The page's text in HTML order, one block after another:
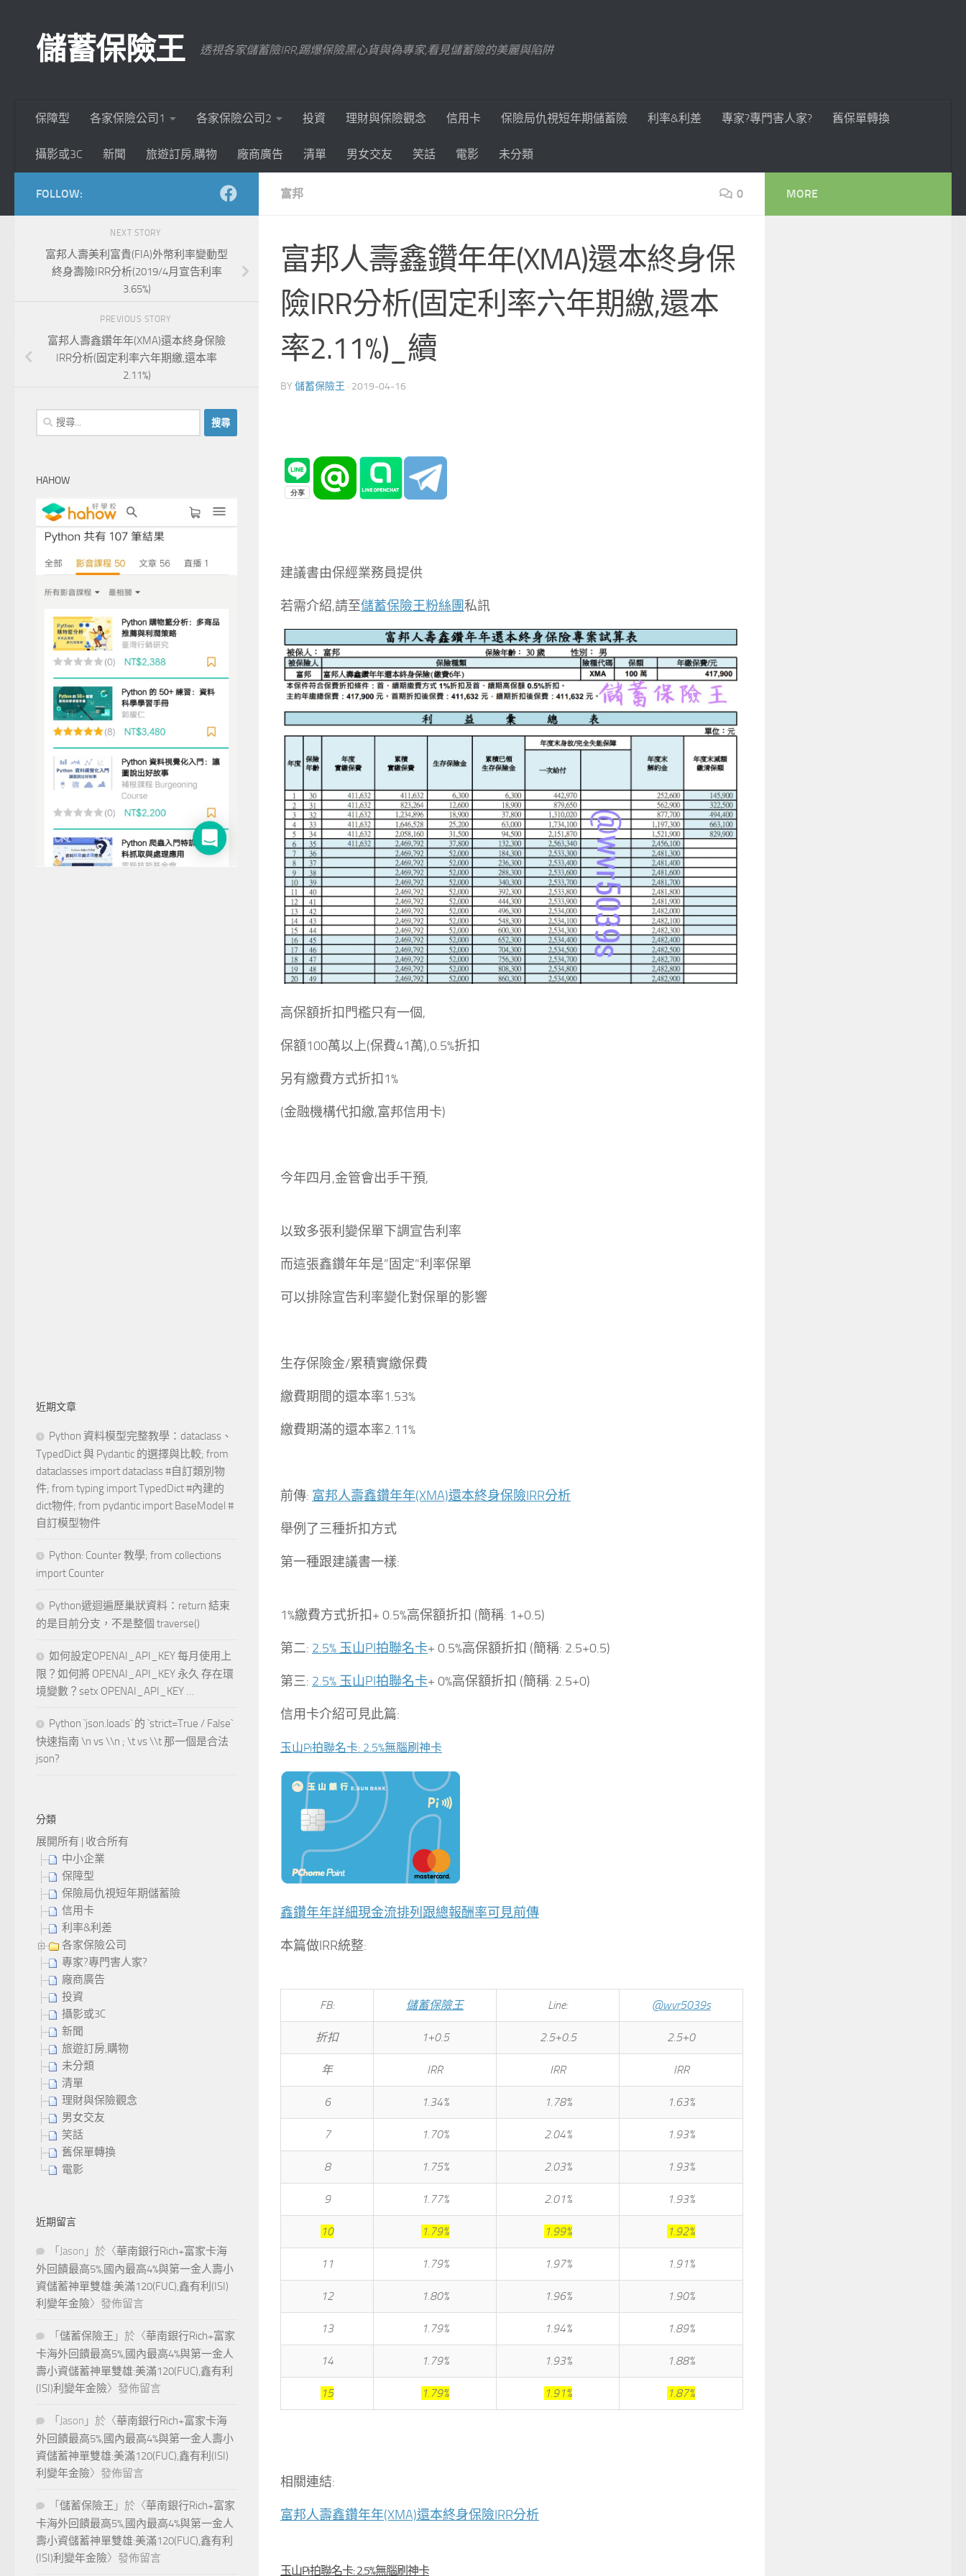
儲蓄保險王 透視各家儲蓄險IRR,踢爆保險黑心貨與偽專家,看見儲蓄險的美麗與陷阱
保障型 各家保險公司1 各家保險公司2 投資 理財與保險觀念 信用卡 保險局仇視短年期儲蓄險 利率&利差 專家?專門害人家? 舊保單轉換
攝影或3C 新聞 旅遊訂房,購物 廠商廣告 清單 男女交友 笑話 電影 未分類
富邦 0
富邦人壽鑫鑽年年(XMA)還本終身保
險IRR分析(固定利率六年期繳,還本
率2.11%)_續
BY 儲蓄保險王 · 2019-04-16
建議書由保經業務員提供
若需介紹,請至儲蓄保險王粉絲團私訊
高保額折扣門檻只有一個,
保額100萬以上(保費41萬),0.5%折扣
另有繳費方式折扣1%
(金融機構代扣繳,富邦信用卡)
今年四月,金管會出手干預,
以致多張利變保單下調宣告利率
而這張鑫鑽年年是”固定”利率保單
可以排除宣告利率變化對保單的影響
生存保險金/累積實繳保費
繳費期間的還本率1.53%
繳費期滿的還本率2.11%
前傳: 富邦人壽鑫鑽年年(XMA)還本終身保險IRR分析
舉例了三種折扣方式
第一種跟建議書一樣:
1%繳費方式折扣+ 0.5%高保額折扣 (簡稱: 1+0.5)
第二: 2.5% 玉山PI拍聯名卡+ 0.5%高保額折扣 (簡稱: 2.5+0.5)
第三: 2.5% 玉山PI拍聯名卡+ 0%高保額折扣 (簡稱: 2.5+0)
信用卡介紹可見此篇:
玉山Pi拍聯名卡: 2.5%無腦刷神卡
鑫鑽年年詳細現金流排列跟總報酬率可見前傳
本篇做IRR統整:
FB: 儲蓄保險王 Line: @wvr5039s
折扣 1+0.5 2.5+0.5 2.5+0
年 IRR IRR IRR
6 1.34% 1.78% 1.63%
7 1.70% 2.04% 1.93%
8 1.75% 2.03% 1.93%
9 1.77% 2.01% 1.93%
10 1.79% 1.99% 1.92%
11 1.79% 1.97% 1.91%
12 1.80% 1.96% 1.90%
13 1.79% 1.94% 1.89%
14 1.79% 1.93% 1.88%
15 1.79% 1.91% 1.87%
相關連結:
富邦人壽鑫鑽年年(XMA)還本終身保險IRR分析
玉山Pi拍聯名卡: 2.5%無腦刷神卡
FOLLOW:
NEXT STORY
富邦人壽美利富貴(FIA)外幣利率變動型
終身壽險IRR分析(2019/4月宣告利率
3.65%)
PREVIOUS STORY
富邦人壽鑫鑽年年(XMA)還本終身保險
IRR分析(固定利率六年期繳,還本率
2.11%)
搜
尋
字:
HAHOW
近期文章
Python 資料模型完整教學：dataclass、
TypedDict 與 Pydantic 的選擇與比較; from
dataclasses import dataclass #自訂類別物
件; from typing import TypedDict #內建的
dict物件; from pydantic import BaseModel #
自訂模型物件
Python: Counter 教學; from collections
import Counter
Python遞迴遍歷巢狀資料：return 結束
的是目前分支，不是整個 traverse()
如何設定OPENAI_API_KEY 每月使用上
限？如何將 OPENAI_API_KEY 永久 存在環
境變數？setx OPENAI_API_KEY …
Python `json.loads` 的 `strict=True / False`
快速指南 \n vs \\n ; \t vs \\t 那一個是合法
json?
分類
展開所有 | 收合所有
中小企業
保障型
保險局仇視短年期儲蓄險
信用卡
利率&利差
各家保險公司
專家?專門害人家?
廠商廣告
投資
攝影或3C
新聞
旅遊訂房,購物
未分類
清單
理財與保險觀念
男女交友
笑話
舊保單轉換
電影
近期留言
「 Jason 」於〈華南銀行Rich+富家卡海
外回饋最高5%,國內最高4%與第一金人壽小
資儲蓄神單雙雄:美滿120(FUC),鑫有利(ISI)
利變年金險〉發佈留言
「 儲蓄保險王 」於〈華南銀行Rich+富家
卡海外回饋最高5%,國內最高4%與第一金人
壽小資儲蓄神單雙雄:美滿120(FUC),鑫有利
(ISI)利變年金險〉發佈留言
「 Jason 」於〈華南銀行Rich+富家卡海
外回饋最高5%,國內最高4%與第一金人壽小
資儲蓄神單雙雄:美滿120(FUC),鑫有利(ISI)
利變年金險〉發佈留言
「 儲蓄保險王 」於〈華南銀行Rich+富家
卡海外回饋最高5%,國內最高4%與第一金人
壽小資儲蓄神單雙雄:美滿120(FUC),鑫有利
(ISI)利變年金險〉發佈留言
MORE